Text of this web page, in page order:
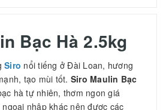
Bạc Hà 2.5kg
Siro nổi tiếng ở Đài Loan, hương
tạo mùi tốt. Siro Maulin Bạc
hà tự nhiên, thơm ngon giá
ngoại nhập khác nên được các